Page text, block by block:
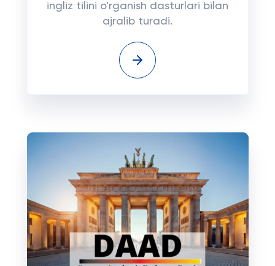
ingliz tilini o'rganish dasturlari bilan
ajralib turadi.